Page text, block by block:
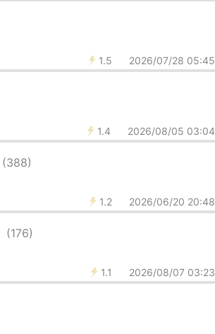
1.5 2026/07/28 05:45
1.4 2026/08/05 03:04
(388)
1.2 2026/06/20 20:48
(176)
1.1 2026/08/07 03:23